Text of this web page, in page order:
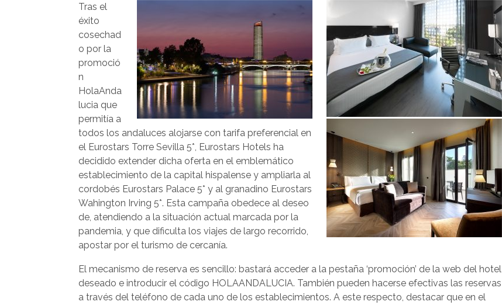
Tras el
éxito
cosechad
o por la
promoció
n
HolaAnda
lucia que
permitía a
todos los andaluces alojarse con tarifa preferencial en
el Eurostars Torre Sevilla 5*, Eurostars Hotels ha
decidido extender dicha oferta en el emblemático
establecimiento de la capital hispalense y ampliarla al
cordobés Eurostars Palace 5* y al granadino Eurostars
Wahington Irving 5*. Esta campaña obedece al deseo
de, atendiendo a la situación actual marcada por la
pandemia, y que dificulta los viajes de largo recorrido,
apostar por el turismo de cercanía.
El mecanismo de reserva es sencillo: bastará acceder a la pestaña ‘promoción’ de la web del hotel
deseado e introducir el código HOLAANDALUCIA. También pueden hacerse efectivas las reservas
a través del teléfono de cada uno de los establecimientos. A este respecto, destacar que en el